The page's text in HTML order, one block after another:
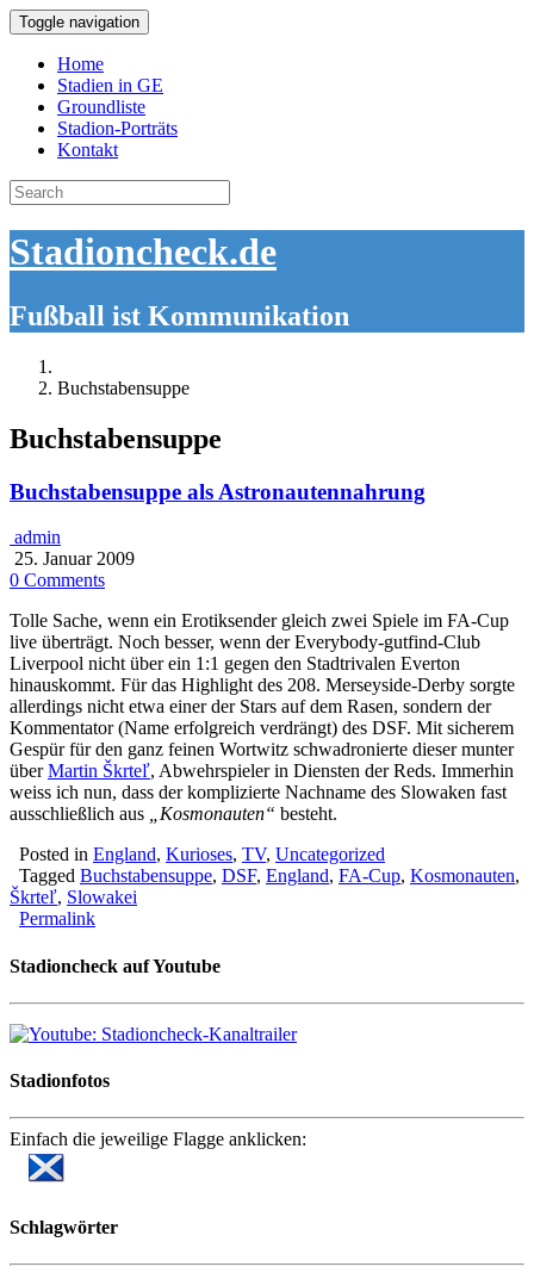
Toggle navigation
Home
Stadien in GE
Groundliste
Stadion-Porträts
Kontakt
Search
for:
Stadioncheck.de
Fußball ist Kommunikation
Buchstabensuppe
Buchstabensuppe
Buchstabensuppe als Astronautennahrung
admin
25. Januar 2009
0 Comments
Tolle Sache, wenn ein Erotiksender gleich zwei Spiele im FA-Cup
live überträgt. Noch besser, wenn der Everybody-gutfind-Club
Liverpool nicht über ein 1:1 gegen den Stadtrivalen Everton
hinauskommt. Für das Highlight des 208. Merseyside-Derby sorgte
allerdings nicht etwa einer der Stars auf dem Rasen, sondern der
Kommentator (Name erfolgreich verdrängt) des DSF. Mit sicherem
Gespür für den ganz feinen Wortwitz schwadronierte dieser munter
überMartin Škrteľ, Abwehrspieler in Diensten der Reds. Immerhin
weiss ich nun, dass der komplizierte Nachname des Slowaken fast
ausschließlich aus
„Kosmonauten“ besteht.
Posted in England, Kurioses, TV, Uncategorized
Tagged Buchstabensuppe, DSF, England, FA-Cup, Kosmonauten,
Škrteľ, Slowakei
Permalink
Stadioncheck auf Youtube
Stadionfotos
Einfach die jeweilige Flagge anklicken:
Schlagwörter